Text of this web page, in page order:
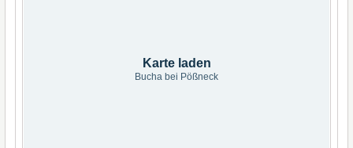
Karte laden
Bucha bei Pößneck